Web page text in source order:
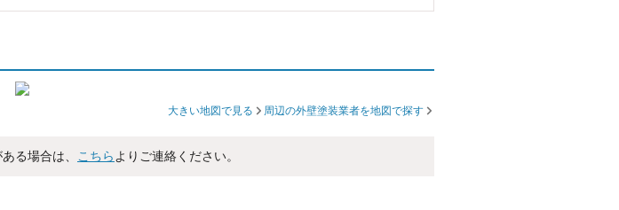
大きい地図で見る 周辺の外壁塗装業者を地図で探す
る場合は、 こちら よりご連絡ください。